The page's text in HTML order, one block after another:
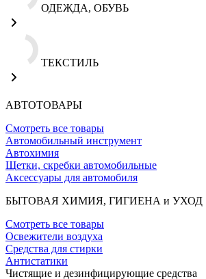
ОДЕЖДА, ОБУВЬ
ТЕКСТИЛЬ
АВТОТОВАРЫ
Смотреть все товары
Автомобильный инструмент
Автохимия
Щетки, скребки автомобильные
Аксессуары для автомобиля
БЫТОВАЯ ХИМИЯ, ГИГИЕНА и УХОД
Смотреть все товары
Освежители воздуха
Средства для стирки
Антистатики
Чистящие и дезинфицирующие средства